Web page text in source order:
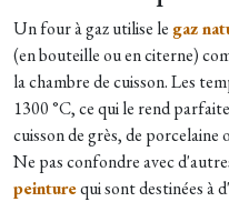
Un four à gaz utilise le gaz
(en bouteille ou en citerne)
la chambre de cuisson. Les
1300 °C, ce qui le rend
cuisson de grès, de porcelaine
Ne pas confondre avec
peinturequi sont destinées à